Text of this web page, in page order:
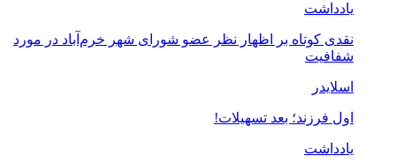
یادداشت
نقدی کوتاه بر اظهار نظر عضو شورای شهر خرم‌آباد در مورد
شفافیت
اسلایدر
اول فرزند؛ بعد تسهیلات!
یادداشت